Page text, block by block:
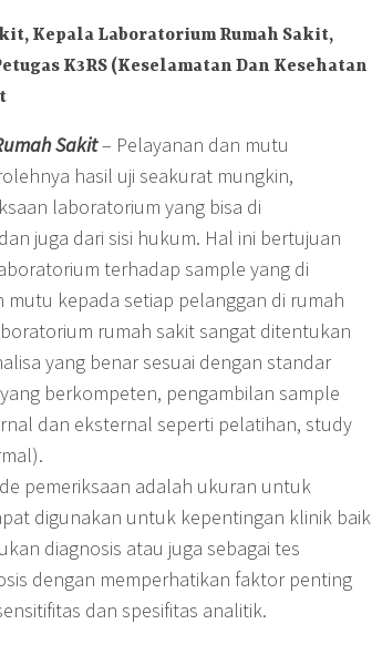
Kepala Laboratorium Rumah Sakit,
K3RS (Keselamatan Dan Kesehatan
Sakit– Pelayanan dan mutu
hasil uji seakurat mungkin,
laboratorium yang bisa di
juga dari sisi hukum. Hal ini bertujuan
terhadap sample yang di
mutu kepada setiap pelanggan di rumah
rumah sakit sangat ditentukan
yang benar sesuai dengan standar
berkompeten, pengambilan sample
dan eksternal seperti pelatihan, study
pemeriksaan adalah ukuran untuk
digunakan untuk kepentingan klinik baik
diagnosis atau juga sebagai tes
dengan memperhatikan faktor penting
dan spesifitas analitik.